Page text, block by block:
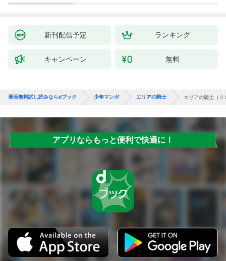
新刊配信予定 ランキング
キャンペーン 無料
漫画無料試し読みならdブック 少年マンガ エリアの騎士 エリアの騎士（２
アプリならもっと便利で快適に！